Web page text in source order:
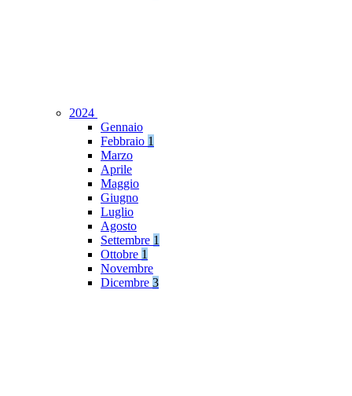
2024
Gennaio
Febbraio 1
Marzo
Aprile
Maggio
Giugno
Luglio
Agosto
Settembre 1
Ottobre 1
Novembre
Dicembre 3